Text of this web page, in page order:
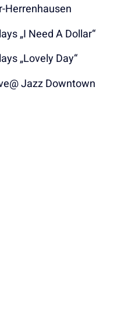
Herrenhausen
„I Need A Dollar“
„Lovely Day“
Jazz Downtown